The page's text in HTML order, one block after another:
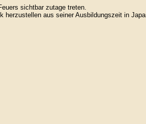
sichtbar zutage treten.
herzustellen aus seiner Ausbildungszeit in